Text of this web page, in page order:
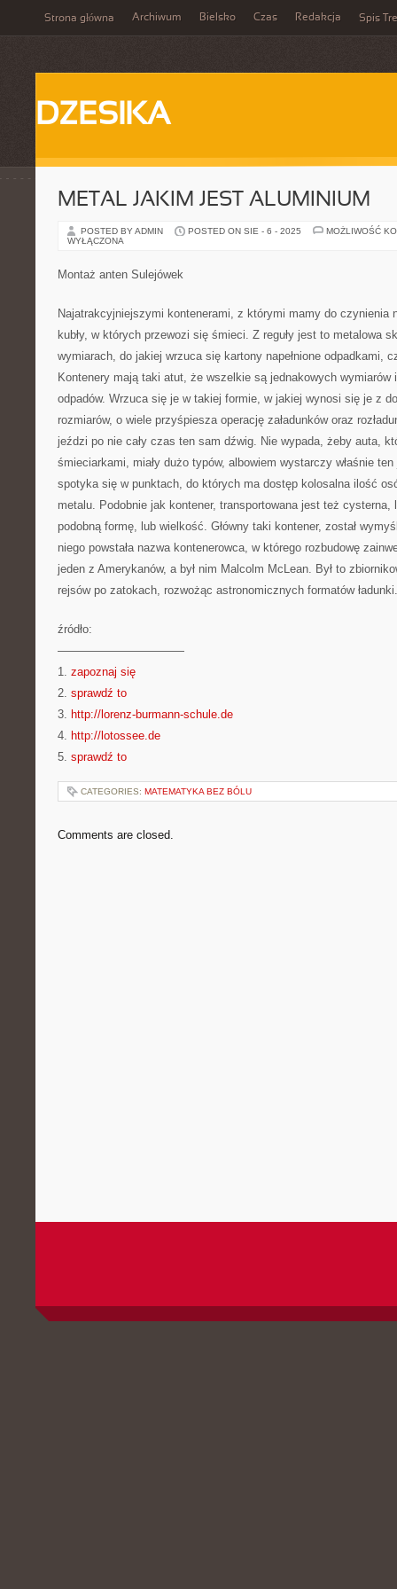
Strona główna Archiwum Bielsko Czas Redakcja Spis
DZESIKA
METAL JAKIM JEST ALUMINIUM
POSTED BY ADMIN POSTED ON SIE - 6 - 2025
MOŻLIWOŚĆ
WYŁĄCZONA
Montaż anten Sulejówek
Najatrakcyjniejszymi kontenerami, z którymi mamy do czynienia
kubły, w których przewozi się śmieci. Z reguły jest to metalowa
wymiarach, do jakiej wrzuca się kartony napełnione odpadkami,
Kontenery mają taki atut, że wszelkie są jednakowych wymiarów
odpadów. Wrzuca się je w takiej formie, w jakiej wynosi się je z
rozmiarów, o wiele przyśpiesza operację załadunków oraz
jeździ po nie cały czas ten sam dźwig. Nie wypada, żeby auta,
śmieciarkami, miały dużo typów, albowiem wystarczy właśnie
spotyka się w punktach, do których ma dostęp kolosalna ilość
metalu. Podobnie jak kontener, transportowana jest też cysterna,
podobną formę, lub wielkość. Główny taki kontener, został
niego powstała nazwa kontenerowca, w którego rozbudowę
jeden z Amerykanów, a był nim Malcolm McLean. Był to
rejsów po zatokach, rozwożąc astronomicznych formatów ładunki.
źródło:
———————————
1. zapoznaj się
2. sprawdź to
3. http://lorenz-burmann-schule.de
4. http://lotossee.de
5. sprawdź to
CATEGORIES: MATEMATYKA BEZ BÓLU
Comments are closed.